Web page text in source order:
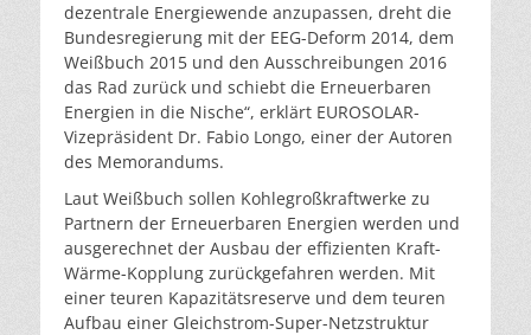
dezentrale Energiewende anzupassen, dreht die
Bundesregierung mit der EEG-Deform 2014, dem
Weißbuch 2015 und den Ausschreibungen 2016
das Rad zurück und schiebt die Erneuerbaren
Energien in die Nische“, erklärt EUROSOLAR-
Vizepräsident Dr. Fabio Longo, einer der Autoren
des Memorandums.
Laut Weißbuch sollen Kohlegroßkraftwerke zu
Partnern der Erneuerbaren Energien werden und
ausgerechnet der Ausbau der effizienten Kraft-
Wärme-Kopplung zurückgefahren werden. Mit
einer teuren Kapazitätsreserve und dem teuren
Aufbau einer Gleichstrom-Super-Netzstruktur